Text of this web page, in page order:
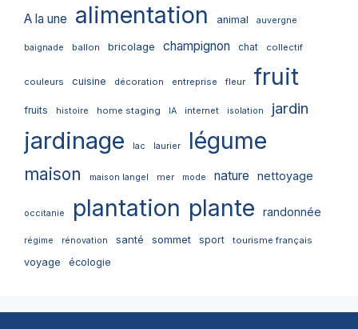
A la une alimentation animal auvergne
baignade ballon bricolage champignon chat collectif
couleurs cuisine décoration entreprise fleur fruit
fruits histoire home staging IA internet isolation jardin
jardinage lac laurier légume
maison maison langel mer mode nature nettoyage
occitanie plantation plante randonnée
régime rénovation santé sommet sport tourisme français
voyage écologie